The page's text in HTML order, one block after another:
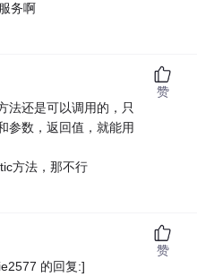
务啊
法还是可以调用的，只
参数，返回值，就能用
方法，那不行
赞
的回复:]
赞